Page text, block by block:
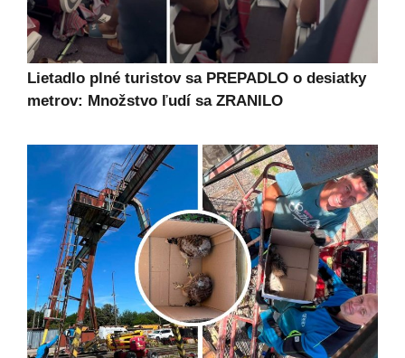
Lietadlo plné turistov sa PREPADLO o desiatky
metrov: Množstvo ľudí sa ZRANILO